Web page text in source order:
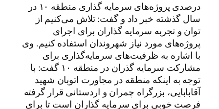
درصدی پروژه‌های سرمایه گذاری منطقه ۱۰ در
سال گذشته خبر داد و گفت: تلاش می‌کنیم از
توان و تجربه سرمایه گذاران برای اجرای
پروژه‌های مورد نیاز شهروندان استفاده کنیم. وی
با اشاره به ظرفیت‌های سرمایه‌گذاری برای
مشارکت سرمایه گذران در منطقه ۱۰ گفت: با
توجه به اینکه منطقه در مجاورت اتوبان شهید
آقابابایی، بزرگراه چمران و اردستانی قرار گرفته
فرصت خوبی برای سرمایه گذاران است تا برای